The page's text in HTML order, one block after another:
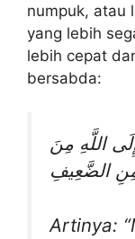
numpuk, atau
yang lebih
lebih cepat
bersabda:
اللَّهِ مِنَ
الضَّعِيفِ
Artinya: